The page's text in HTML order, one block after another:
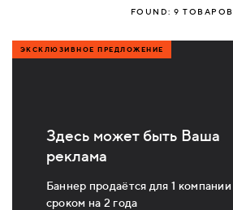
КОМПАНИИ
ЗАВКИ
FOUND: 9 ТОВАРОВ
ЭКСКЛЮЗИВНОЕ ПРЕДЛОЖЕНИЕ
Здесь может быть Ваша
реклама
Баннер продаётся для 1 компании
сроком на 2 года